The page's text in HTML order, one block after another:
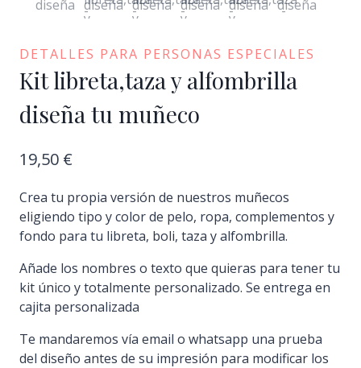
DETALLES PARA PERSONAS ESPECIALES
Kit libreta,taza y alfombrilla
diseña tu muñeco
19,50 €
Crea tu propia versión de nuestros muñecos
eligiendo tipo y color de pelo, ropa, complementos y
fondo para tu libreta, boli, taza y alfombrilla.
Añade los nombres o texto que quieras para tener tu
kit único y totalmente personalizado. Se entrega en
cajita personalizada
Te mandaremos vía email o whatsapp una prueba
del diseño antes de su impresión para modificar los